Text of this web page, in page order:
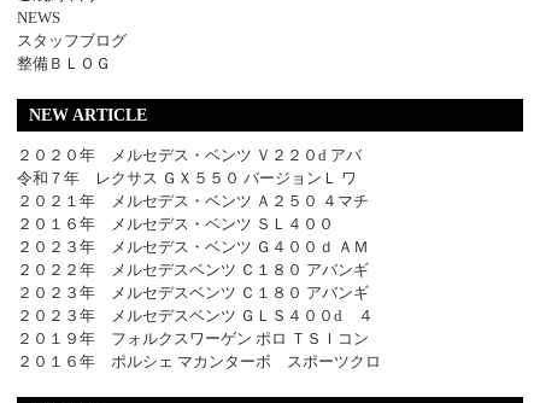
NEWS
スタッフブログ
整備ＢＬＯＧ
NEW ARTICLE
２０２０年 メルセデス・ベンツ Ｖ２２０d アバ
令和７年 レクサス ＧＸ５５０ バージョンＬ ワ
２０２１年 メルセデス・ベンツ Ａ２５０ ４マチ
２０１６年 メルセデス・ベンツ ＳＬ４００
２０２３年 メルセデス・ベンツ Ｇ４００ｄ ＡＭ
２０２２年 メルセデスベンツ Ｃ１８０ アバンギ
２０２３年 メルセデスベンツ Ｃ１８０ アバンギ
２０２３年 メルセデスベンツ ＧＬＳ４００d ４
２０１９年 フォルクスワーゲン ポロ ＴＳＩコン
２０１６年 ポルシェ マカンターボ スポーツクロ